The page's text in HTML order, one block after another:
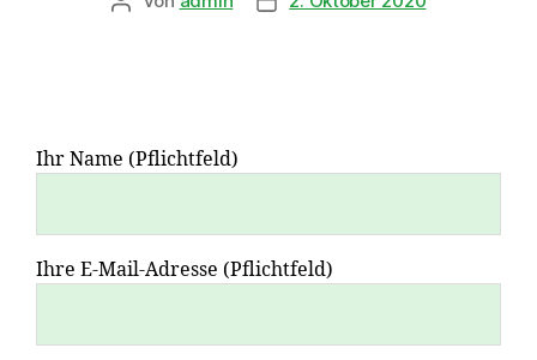
Ihr Name (Pflichtfeld)
Ihre E-Mail-Adresse (Pflichtfeld)